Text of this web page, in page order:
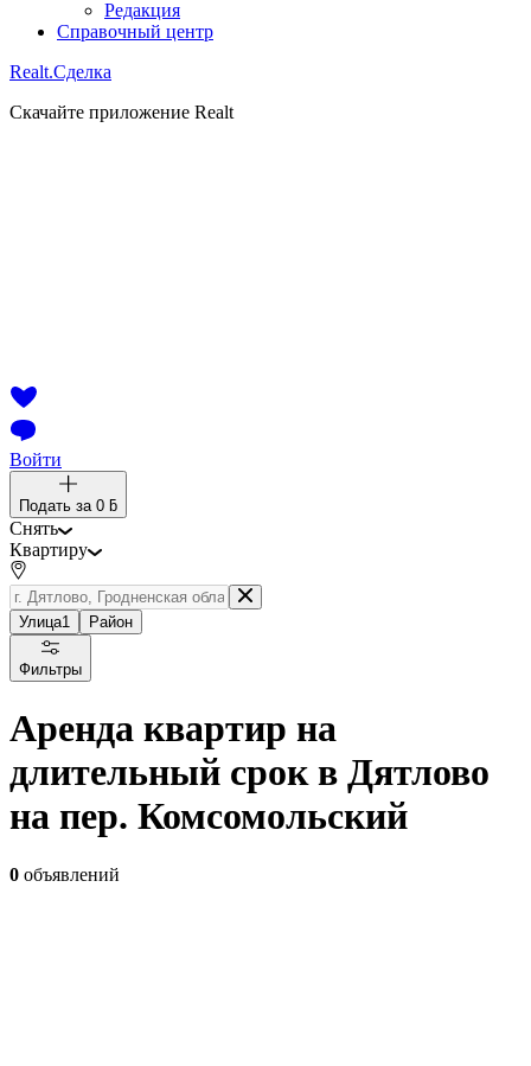
Редакция
Справочный центр
Realt.Сделка
Скачайте приложение Realt
Войти
Подать за 0 ƃ
Снять
Квартиру
Улица1 Район
Фильтры
Аренда квартир на
длительный срок в Дятлово
на пер. Комсомольский
0 объявлений